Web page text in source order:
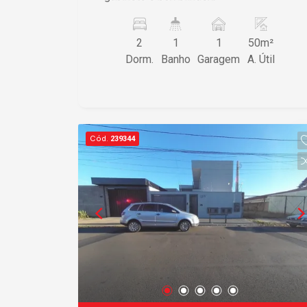
2
Dorm.
1
Banho
1
Garagem
50m²
A. Útil
Cód. 239344